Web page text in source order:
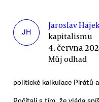
JH
Jaroslav
kapitalismu
4. června
Můj odhad
politické kalkulace Pirátů